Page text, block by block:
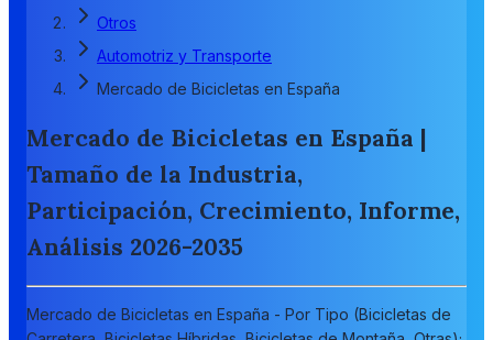
Otros
Automotriz y Transporte
Mercado de Bicicletas en España
Mercado de Bicicletas en España |
Tamaño de la Industria,
Participación, Crecimiento, Informe,
Análisis 2026-2035
Mercado de Bicicletas en España - Por Tipo (Bicicletas de